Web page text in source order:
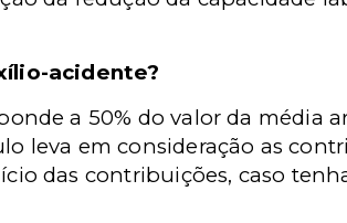
acidente?
a 50% do valor da média
leva em consideração as
das contribuições, caso